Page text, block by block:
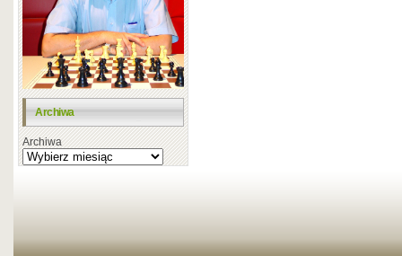
Archiwa
Archiwa